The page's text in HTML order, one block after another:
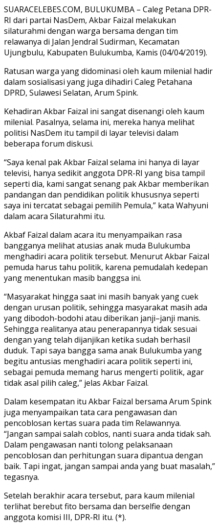
SUARACELEBES.COM, BULUKUMBA – Caleg Petana DPR-
RI dari partai NasDem, Akbar Faizal melakukan
silaturahmi dengan warga bersama dengan tim
relawanya di Jalan Jendral Sudirman, Kecamatan
Ujungbulu, Kabupaten Bulukumba, Kamis (04/04/2019).
Ratusan warga yang didominasi oleh kaum milenial hadir
dalam sosialisasi yang juga dihadiri Caleg Petahana
DPRD, Sulawesi Selatan, Arum Spink.
Kehadiran Akbar Faizal ini sangat disenangi oleh kaum
milenial. Pasalnya, selama ini, mereka hanya melihat
politisi NasDem itu tampil di layar televisi dalam
beberapa forum diskusi.
“Saya kenal pak Akbar Faizal selama ini hanya di layar
televisi, hanya sedikit anggota DPR-RI yang bisa tampil
seperti dia, kami sangat senang pak Akbar memberikan
pandangan dan pendidikan politik khususnya seperti
saya ini tercatat sebagai pemilih Pemula,” kata Wahyuni
dalam acara Silaturahmi itu.
Akbaf Faizal dalam acara itu menyampaikan rasa
bangganya melihat atusias anak muda Bulukumba
menghadiri acara politik tersebut. Menurut Akbar Faizal
pemuda harus tahu politik, karena pemudalah kedepan
yang menentukan masib banggsa ini.
“Masyarakat hingga saat ini masih banyak yang cuek
dengan urusan politik, sehingga masyarakat masih ada
yang dibodoh-bodohi atau diberikan janji–janji manis.
Sehingga realitanya atau penerapannya tidak sesuai
dengan yang telah dijanjikan ketika sudah berhasil
duduk. Tapi saya bangga sama anak Bulukumba yang
begitu antusias menghadiri acara politik seperti ini,
sebagai pemuda memang harus mengerti politik, agar
tidak asal pilih caleg,” jelas Akbar Faizal.
Dalam kesempatan itu Akbar Faizal bersama Arum Spink
juga menyampaikan tata cara pengawasan dan
pencoblosan kertas suara pada tim Relawannya.
“Jangan sampai salah coblos, nanti suara anda tidak sah.
Dalam pengawasan nanti tolong pelaksanaan
pencoblosan dan perhitungan suara dipantua dengan
baik. Tapi ingat, jangan sampai anda yang buat masalah,”
tegasnya.
Setelah berakhir acara tersebut, para kaum milenial
terlihat berebut fito bersama dan berselfie dengan
anggota komisi III, DPR-RI itu. (*).